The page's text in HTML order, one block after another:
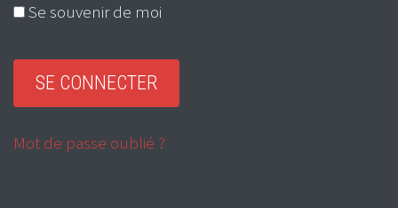
Se souvenir de moi
Mot de passe oublié ?